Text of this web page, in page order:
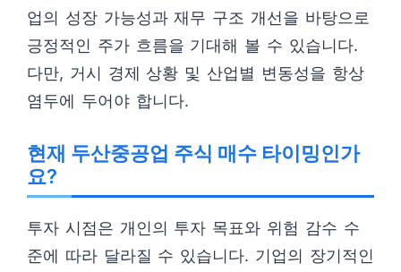
업의 성장 가능성과 재무 구조 개선을 바탕으로
긍정적인 주가 흐름을 기대해 볼 수 있습니다.
다만, 거시 경제 상황 및 산업별 변동성을 항상
염두에 두어야 합니다.
현재 두산중공업 주식 매수 타이밍인가
요?
투자 시점은 개인의 투자 목표와 위험 감수 수
준에 따라 달라질 수 있습니다. 기업의 장기적인